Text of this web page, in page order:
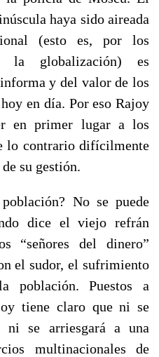
haya sido aireada
(esto es, por los
la globalización) es
y del valor de los
en día. Por eso Rajoy
en primer lugar a los
lo contrario difícilmente
su gestión.
No se puede
dice el viejo refrán
“señores del dinero”
el sudor, el sufrimiento
población. Puestos a
tiene claro que ni se
se arriesgará a una
multinacionales de